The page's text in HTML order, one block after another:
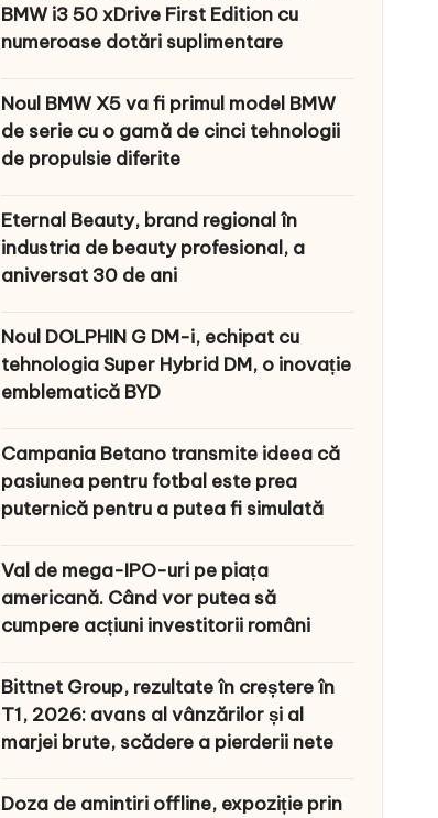
BMW i3 50 xDrive First Edition cu
numeroase dotări suplimentare
Noul BMW X5 va fi primul model BMW
de serie cu o gamă de cinci tehnologii
de propulsie diferite
Eternal Beauty, brand regional în
industria de beauty profesional, a
aniversat 30 de ani
Noul DOLPHIN G DM-i, echipat cu
tehnologia Super Hybrid DM, o inovație
emblematică BYD
Campania Betano transmite ideea că
pasiunea pentru fotbal este prea
puternică pentru a putea fi simulată
Val de mega-IPO-uri pe piața
americană. Când vor putea să
cumpere acțiuni investitorii români
Bittnet Group, rezultate în creștere în
T1, 2026: avans al vânzărilor și al
marjei brute, scădere a pierderii nete
Doza de amintiri offline, expoziție prin